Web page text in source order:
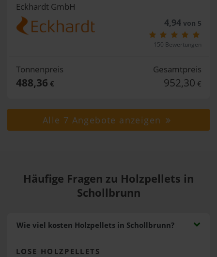
Eckhardt GmbH
4,94von 5
150 Bewertungen
Tonnenpreis
488,36 €
Gesamtpreis
952,30 €
Alle 7 Angebote anzeigen
Häufige Fragen zu Holzpellets in
Schollbrunn
Wie viel kosten Holzpellets in Schollbrunn?
LOSE HOLZPELLETS